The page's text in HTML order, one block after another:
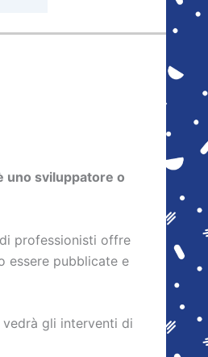
uno sviluppatore o
professionisti offre
essere pubblicate e
gli interventi di